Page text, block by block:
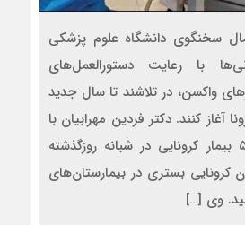
سخنگوی دانشگاه علوم پزشکی
با رعایت دستورالعمل‌های
واکسن، در تلاشند تا سال جدید
آغاز کنند. دکتر فردین مهرابیان با
اشاره به بستری ۵۳ بیمار کرونایی در شبانه روزگذشته
کرونایی بستری در بیمارستان‌های